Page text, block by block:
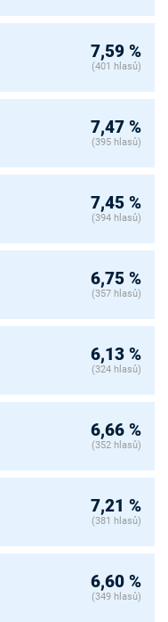
7,59 %
(401 hlasů)
7,47 %
(395 hlasů)
7,45 %
(394 hlasů)
6,75 %
(357 hlasů)
6,13 %
(324 hlasů)
6,66 %
(352 hlasů)
7,21 %
(381 hlasů)
6,60 %
(349 hlasů)